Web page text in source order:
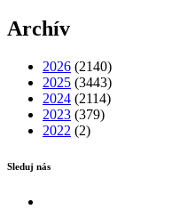
Archív
2026 (2140)
2025 (3443)
2024 (2114)
2023 (379)
2022 (2)
Sleduj nás